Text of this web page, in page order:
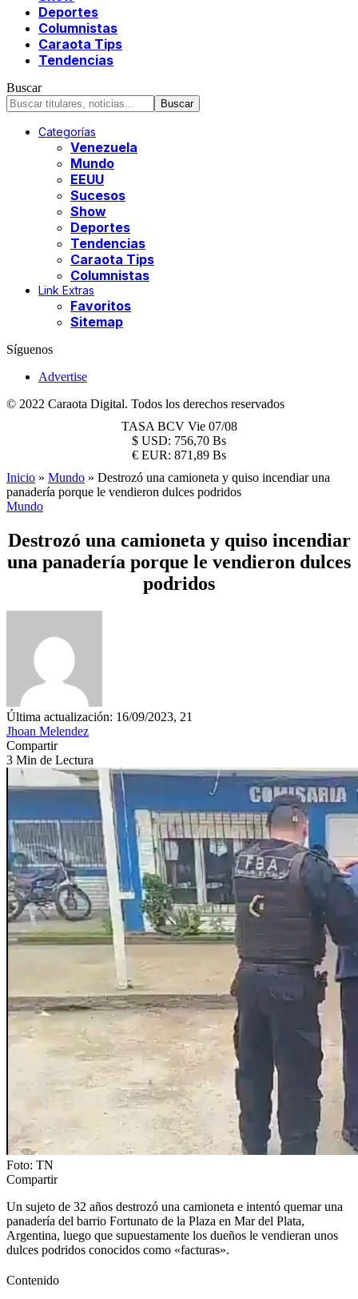
Deportes
Columnistas
Caraota Tips
Tendencias
Buscar
Categorías
Venezuela
Mundo
EEUU
Sucesos
Show
Deportes
Tendencias
Caraota Tips
Columnistas
Link Extras
Favoritos
Sitemap
Síguenos
Advertise
© 2022 Caraota Digital. Todos los derechos reservados
TASA BCV Vie 07/08
$ USD: 756,70 Bs
€ EUR: 871,89 Bs
Inicio » Mundo » Destrozó una camioneta y quiso incendiar una
panadería porque le vendieron dulces podridos
Mundo
Destrozó una camioneta y quiso incendiar
una panadería porque le vendieron dulces
podridos
Última actualización: 16/09/2023, 21
Jhoan Melendez
Compartir
3 Min de Lectura
Foto: TN
Compartir
Un sujeto de 32 años destrozó una camioneta e intentó quemar una
panadería del barrio Fortunato de la Plaza en Mar del Plata,
Argentina, luego que supuestamente los dueños le vendieran unos
dulces podridos conocidos como «facturas».
Contenido